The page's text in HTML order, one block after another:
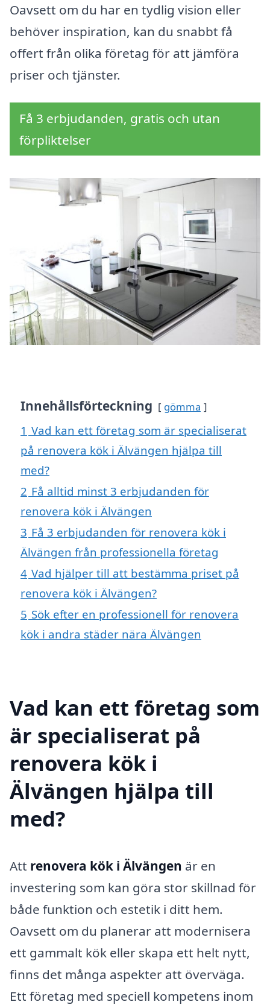
Oavsett om du har en tydlig vision eller
behöver inspiration, kan du snabbt få
offert från olika företag för att jämföra
priser och tjänster.
Få 3 erbjudanden, gratis och utan
förpliktelser
Innehållsförteckning gömma
1 Vad kan ett företag som är specialiserat
på renovera kök i Älvängen hjälpa till
med?
2 Få alltid minst 3 erbjudanden för
renovera kök i Älvängen
3 Få 3 erbjudanden för renovera kök i
Älvängen från professionella företag
4 Vad hjälper till att bestämma priset på
renovera kök i Älvängen?
5 Sök efter en professionell för renovera
kök i andra städer nära Älvängen
Vad kan ett företag som
är specialiserat på
renovera kök i
Älvängen hjälpa till
med?
Att renovera kök i Älvängen är en
investering som kan göra stor skillnad för
både funktion och estetik i ditt hem.
Oavsett om du planerar att modernisera
ett gammalt kök eller skapa ett helt nytt,
finns det många aspekter att överväga.
Ett företag med speciell kompetens inom